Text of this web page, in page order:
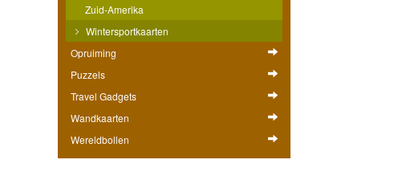
Zuid-Amerika
Wintersportkaarten
Opruiming
Puzzels
Travel Gadgets
Wandkaarten
Wereldbollen